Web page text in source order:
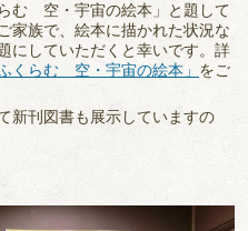
む 空・宇宙の絵本」と題して
家族で、絵本に描かれた状況な
にしていただくと幸いです。詳
くらむ 空・宇宙の絵本」 をご
新刊図書も展示していますの